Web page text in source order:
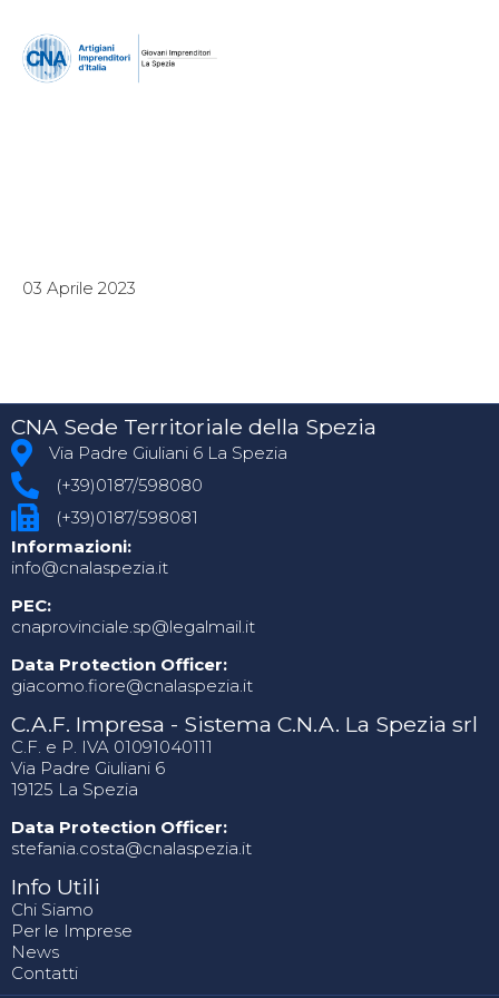
03 Aprile 2023
CNA Sede Territoriale della Spezia
Via Padre Giuliani 6 La Spezia
(+39)0187/598080
(+39)0187/598081
Informazioni:
info@cnalaspezia.it
PEC:
cnaprovinciale.sp@legalmail.it
Data Protection Officer:
giacomo.fiore@cnalaspezia.it
C.A.F. Impresa - Sistema C.N.A. La Spezia srl
C.F. e P. IVA 01091040111
Via Padre Giuliani 6
19125 La Spezia
Data Protection Officer:
stefania.costa@cnalaspezia.it
Info Utili
Chi Siamo
Per le Imprese
News
Contatti